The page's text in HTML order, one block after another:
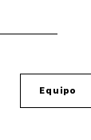
Equipo